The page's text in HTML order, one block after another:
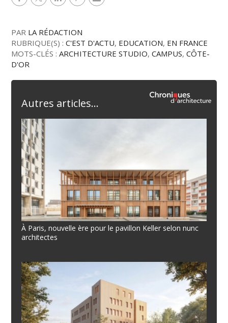
PAR LA RÉDACTION
RUBRIQUE(S) :C'EST D'ACTU, EDUCATION, EN FRANCE
MOTS-CLÉS :ARCHITECTURE STUDIO,CAMPUS,CÔTE-
D'OR
Autres articles...
À Paris, nouvelle ère pour le pavillon Keller selon nunc
architectes